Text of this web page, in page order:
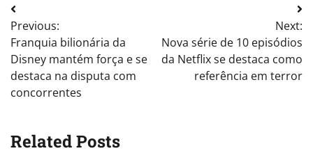
Post
navigation
Previous:
Franquia bilionária da
Disney mantém força e se
destaca na disputa com
concorrentes
Next:
Nova série de 10 episódios
da Netflix se destaca como
referência em terror
Related Posts